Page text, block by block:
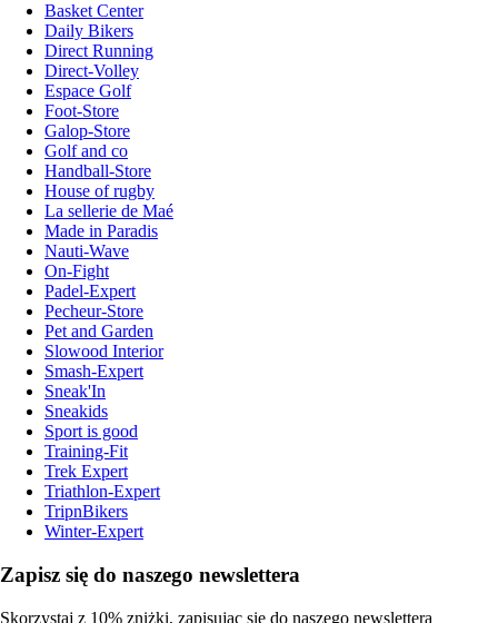
Basket Center
Daily Bikers
Direct Running
Direct-Volley
Espace Golf
Foot-Store
Galop-Store
Golf and co
Handball-Store
House of rugby
La sellerie de Maé
Made in Paradis
Nauti-Wave
On-Fight
Padel-Expert
Pecheur-Store
Pet and Garden
Slowood Interior
Smash-Expert
Sneak'In
Sneakids
Sport is good
Training-Fit
Trek Expert
Triathlon-Expert
TripnBikers
Winter-Expert
Zapisz się do naszego newslettera
Skorzystaj z 10% zniżki, zapisując się do naszego newslettera